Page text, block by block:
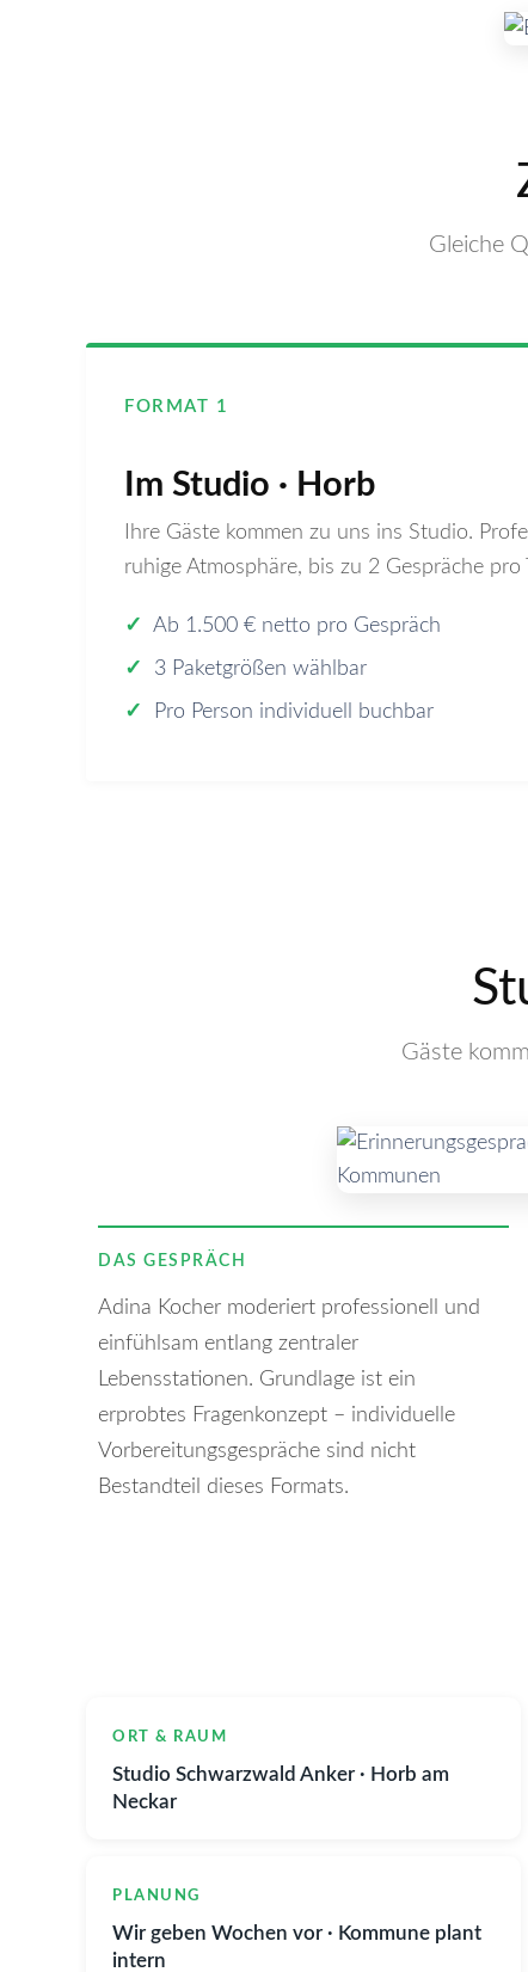
Gleiche
FORMAT 1
Im Studio · Horb
Ihre Gäste kommen zu uns ins Studio.
ruhige Atmosphäre, bis zu 2 Gespräche pro
✓
Ab 1.500 € netto pro Gespräch
✓
3 Paketgrößen wählbar
✓
Pro Person individuell buchbar
Gäste
DAS GESPRÄCH
Adina Kocher moderiert professionell und
einfühlsam entlang zentraler
Lebensstationen. Grundlage ist ein
erprobtes Fragenkonzept – individuelle
Vorbereitungsgespräche sind nicht
Bestandteil dieses Formats.
ORT & RAUM
Studio Schwarzwald Anker · Horb am
Neckar
PLANUNG
Wir geben Wochen vor · Kommune plant
intern